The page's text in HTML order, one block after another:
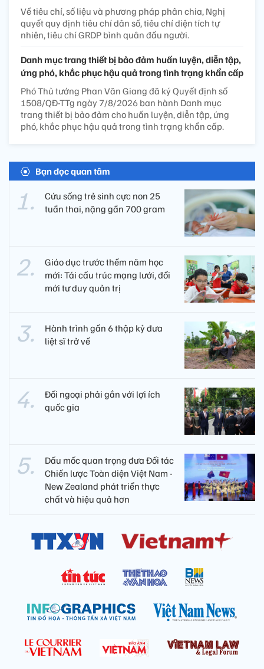
Về tiêu chí, số liệu và phương pháp phân chia, Nghị
quyết quy định tiêu chí dân số, tiêu chí diện tích tự
nhiên, tiêu chí GRDP bình quân đầu người.
Danh mục trang thiết bị bảo đảm huấn luyện, diễn tập,
ứng phó, khắc phục hậu quả trong tình trạng khẩn cấp
Phó Thủ tướng Phan Văn Giang đã ký Quyết định số
1508/QĐ-TTg ngày 7/8/2026 ban hành Danh mục
trang thiết bị bảo đảm cho huấn luyện, diễn tập, ứng
phó, khắc phục hậu quả trong tình trạng khẩn cấp.
Bạn đọc quan tâm
Cứu sống trẻ sinh cực non 25
tuần thai, nặng gần 700 gram
Giáo dục trước thềm năm học
mới: Tái cấu trúc mạng lưới, đổi
mới tư duy quản trị
Hành trình gần 6 thập kỷ đưa
liệt sĩ trở về
Đối ngoại phải gắn với lợi ích
quốc gia
Dấu mốc quan trọng đưa Đối tác
Chiến lược Toàn diện Việt Nam -
New Zealand phát triển thực
chất và hiệu quả hơn